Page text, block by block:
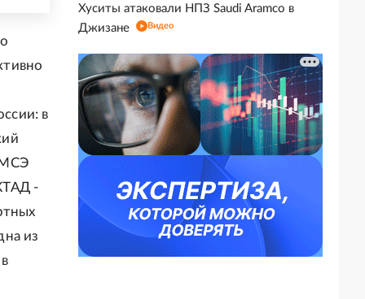
в
МСЭ
-
из
Хуситы атаковали НПЗ Saudi Aramco в
Джизане
Видео